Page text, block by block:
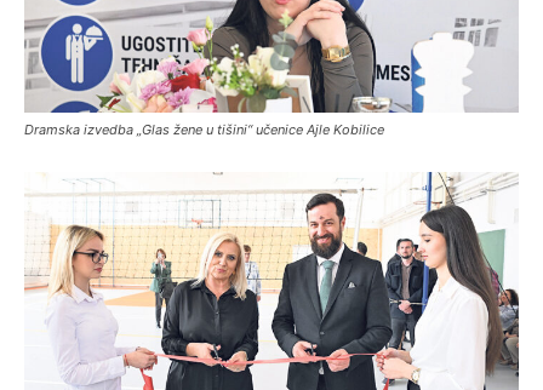
Dramska izvedba „Glas žene u tišini“ učenice Ajle Kobilice